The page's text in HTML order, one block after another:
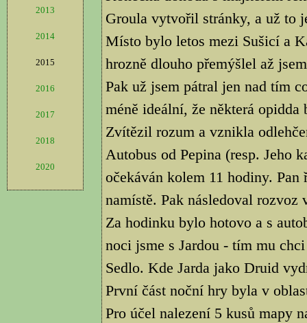
2013
2014
2015
2016
2017
2018
2020
Groula vytvořil stránky, a už to
Místo bylo letos mezi Sušicí a
hrozně dlouho přemýšlel až
Pak už jsem pátral jen nad tím
méně ideální, že některá
Zvítězil rozum a vznikla
Autobus od Pepina (resp. Jeho
očekáván kolem 11 hodiny.
namístě. Pak následoval
Za hodinku bylo hotovo a s
noci jsme s Jardou - tím mu
Sedlo. Kde Jarda jako Druid
První část noční hry byla v
Pro účel nalezení 5 kusů mapy